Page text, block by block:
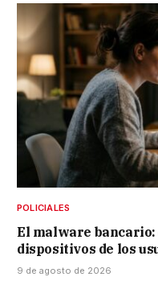
POLICIALES
El malware bancario:
dispositivos de los
9 de agosto de 2026